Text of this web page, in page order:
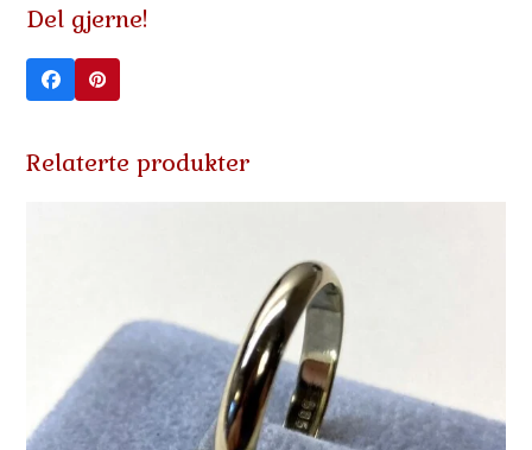
antikk
antall
Del gjerne!
Relaterte produkter